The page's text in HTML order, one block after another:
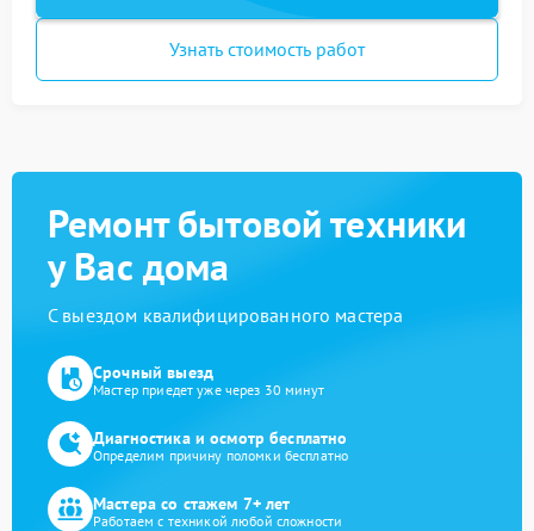
Узнать стоимость работ
Ремонт бытовой техники
у Вас дома
С выездом квалифицированного мастера
Срочный выезд
Мастер приедет уже через 30 минут
Диагностика и осмотр бесплатно
Определим причину поломки бесплатно
Мастера со стажем 7+ лет
Работаем с техникой любой сложности